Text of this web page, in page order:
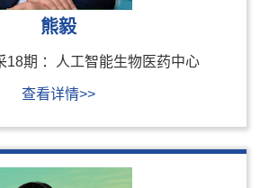
熊毅
18期 ：人工智能生物医药中心
查看详情>>